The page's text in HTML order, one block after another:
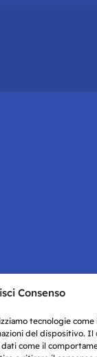
Consenso
tecnologie come
del dispositivo. Il
come il